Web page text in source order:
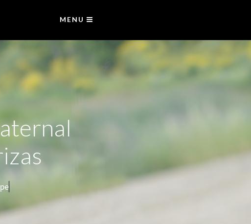
MENU